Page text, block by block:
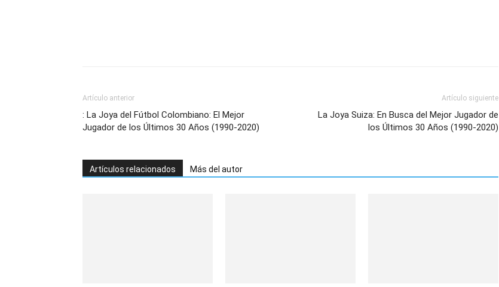
Artículo anterior
: La Joya del Fútbol Colombiano: El Mejor
Jugador de los Últimos 30 Años (1990-2020)
Artículo siguiente
La Joya Suiza: En Busca del Mejor Jugador de
los Últimos 30 Años (1990-2020)
Artículos relacionados Más del autor